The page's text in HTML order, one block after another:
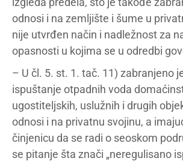
odnosi i na zemljište i šume u
nije utvrđen način i nadležnost za
opasnosti u kojima se u odredbi
– U čl. 5. st. 1. tač. 11) zabranjeno
ispuštanje otpadnih voda
ugostiteljskih, uslužnih i drugih
odnosi i na privatnu svojinu, a
činjenicu da se radi o seoskom
se pitanje šta znači „neregulisano